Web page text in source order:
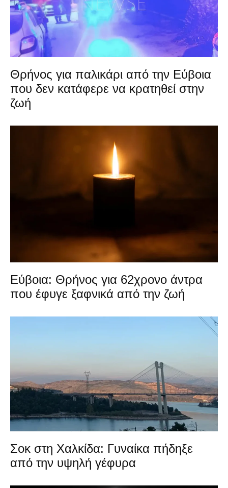
Θρήνος για παλικάρι από την Εύβοια
που δεν κατάφερε να κρατηθεί στην
ζωή
Εύβοια: Θρήνος για 62χρονο άντρα
που έφυγε ξαφνικά από την ζωή
Σοκ στη Χαλκίδα: Γυναίκα πήδηξε
από την υψηλή γέφυρα